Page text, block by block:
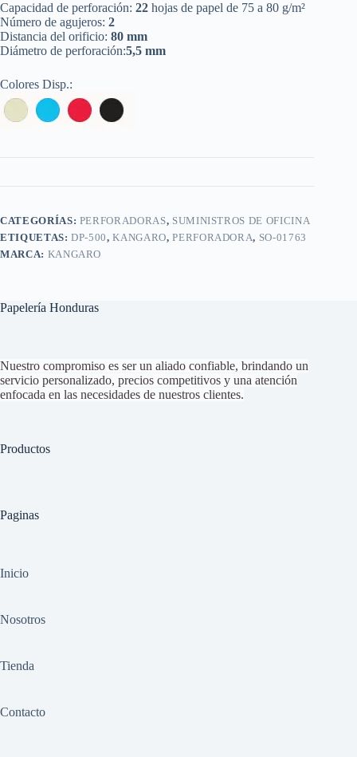
Capacidad de perforación: 22 hojas de papel de 75 a 80 g/m²
Número de agujeros: 2
Distancia del orificio: 80 mm
Diámetro de perforación:5,5 mm
Colores Disp.:
CATEGORÍAS: PERFORADORAS, SUMINISTROS DE OFICINA
ETIQUETAS:DP-500,KANGARO,PERFORADORA, SO-01763
MARCA: KANGARO
Papelería Honduras
Nuestro compromiso es ser un aliado confiable, brindando un
servicio personalizado, precios competitivos y una atención
enfocada en las necesidades de nuestros clientes.
Productos
Paginas
Inicio
Nosotros
Tienda
Contacto